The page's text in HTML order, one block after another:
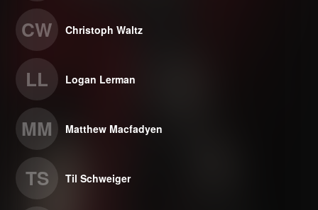
CW Christoph Waltz
LL Logan Lerman
MM Matthew Macfadyen
TS Til Schweiger